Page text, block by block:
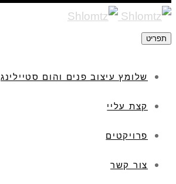
תפריט
שלומץ עיצוב פנים והום סטיילינג
קצת עליי
פרויקטים
צור קשר